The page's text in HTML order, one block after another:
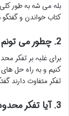
بله می شه به طور
کتاب خواندن و گفتگو
2. چطور می تونم تفکر محدود رو از بین ببرم؟
برای غلبہ بر تفکر
کنیم و به راه حل های
تفکر متفاوت دارند
3. آیا تفکر محدود مضر هست؟